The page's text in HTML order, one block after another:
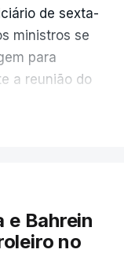
de sexta-
ministros se
para
a reunião do
do Hamas.
de
teve
recordou na
e Bahrein
no